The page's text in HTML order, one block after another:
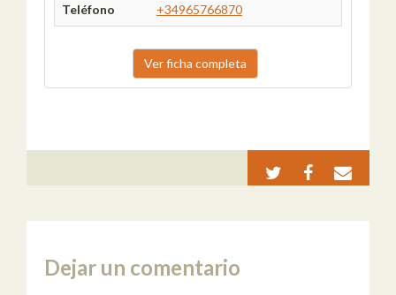
Teléfono +34965766870
Ver ficha completa
Dejar un comentario